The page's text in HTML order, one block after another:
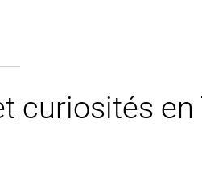
curiosités en